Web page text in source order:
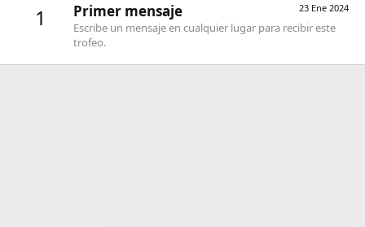
1 23 Ene 2024
Primer mensaje
Escribe un mensaje en cualquier lugar para recibir este
trofeo.